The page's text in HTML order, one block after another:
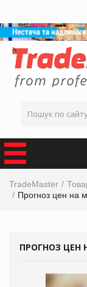
TradeMaster
Прогноз цен на
ПРОГНОЗ ЦЕН